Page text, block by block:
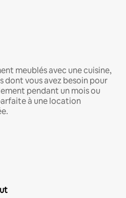
meublés avec une cuisine,
dont vous avez besoin pour
pendant un mois ou
à une location